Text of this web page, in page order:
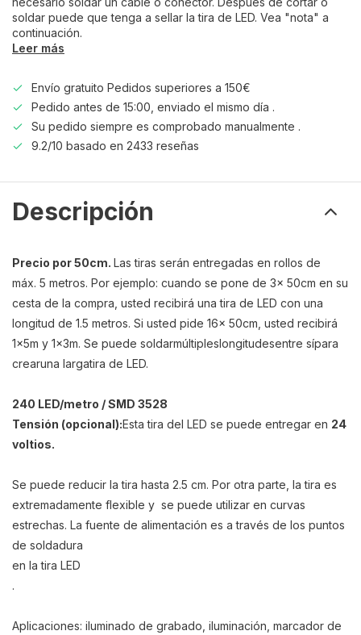
soldar puede que tenga a sellar la tira de LED. Vea "nota" a
continuación.
Leer más
Envío gratuito Pedidos superiores a 150€
Pedido antes de 15:00, enviado el mismo día .
Su pedido siempre es comprobado manualmente .
9.2/10 basado en 2433 reseñas
Descripción
Precio por 50cm. Las tiras serán entregadas en rollos de
máx. 5 metros. Por ejemplo: cuando se pone de 3x 50cm en su
cesta de la compra, usted recibirá una tira de LED con una
longitud de 1.5 metros. Si usted pide 16x 50cm, usted recibirá
1x5m y 1x3m. Se puede soldarmúltipleslongitudesentre sípara
crearuna largatira de LED.
240 LED/metro / SMD 3528
Tensión (opcional):Esta tira del LED se puede entregar en 24
voltios.
Se puede reducir la tira hasta 2.5 cm. Por otra parte, la tira es
extremadamente flexible y se puede utilizar en curvas
estrechas. La fuente de alimentación es a través de los puntos
de soldadura
en la tira LED
.
Aplicaciones: iluminado de grabado, iluminación, marcador de